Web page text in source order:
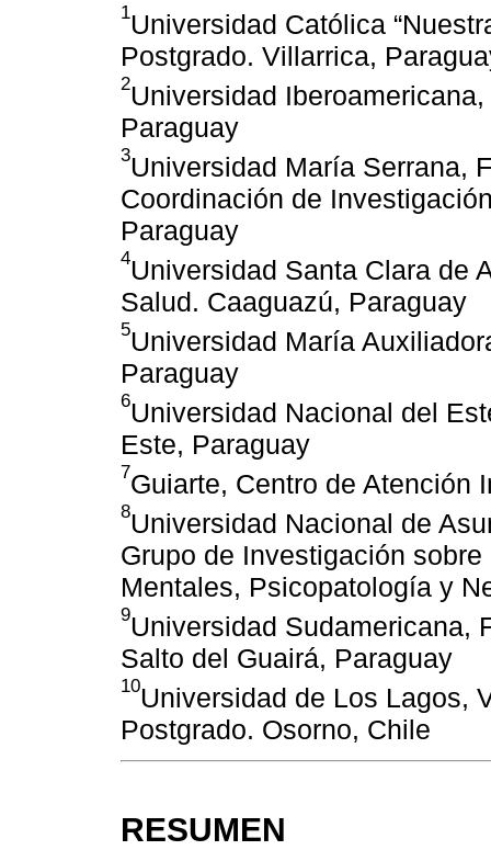
1Universidad Católica
Postgrado. Villarrica,
2Universidad
Paraguay
3Universidad María Serrana,
Coordinación de
Paraguay
4Universidad Santa Clara de
Salud. Caaguazú, Paraguay
5Universidad María
Paraguay
6Universidad Nacional del
Este, Paraguay
7Guiarte, Centro de Atención
8Universidad Nacional de
Grupo de Investigación
Mentales, Psicopatología y
9Universidad Sudamericana,
Salto del Guairá, Paraguay
10Universidad de Los Lagos,
Postgrado. Osorno, Chile
RESUMEN